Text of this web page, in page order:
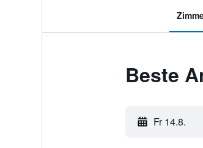
Beste
Fr 14.8.